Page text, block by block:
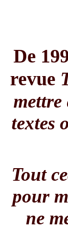
De
revue
mettre
textes
Tout
pour
ne